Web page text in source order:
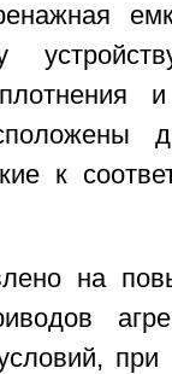
к
на
при